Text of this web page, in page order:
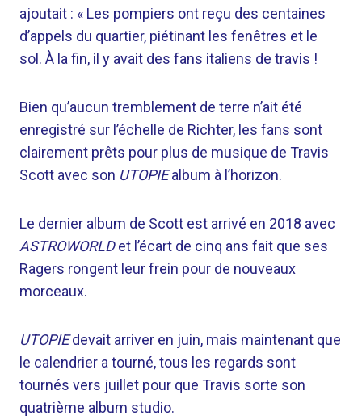
ajoutait : « Les pompiers ont reçu des centaines
d’appels du quartier, piétinant les fenêtres et le
sol. À la fin, il y avait des fans italiens de travis !
Bien qu’aucun tremblement de terre n’ait été
enregistré sur l’échelle de Richter, les fans sont
clairement prêts pour plus de musique de Travis
Scott avec son UTOPIEalbum à l’horizon.
Le dernier album de Scott est arrivé en 2018 avec
ASTROWORLDet l’écart de cinq ans fait que ses
Ragers rongent leur frein pour de nouveaux
morceaux.
UTOPIEdevait arriver en juin, mais maintenant que
le calendrier a tourné, tous les regards sont
tournés vers juillet pour que Travis sorte son
quatrième album studio.